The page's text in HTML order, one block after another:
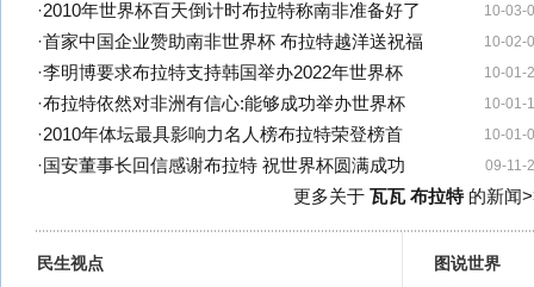
10-03-
·2010年世界杯百天倒计时布拉特称南非准备好了
10-02-
·首家中国企业赞助南非世界杯 布拉特越洋送祝福
10-01-
·李明博要求布拉特支持韩国举办2022年世界杯
10-01-
·布拉特依然对非洲有信心:能够成功举办世界杯
10-01-
·2010年体坛最具影响力名人榜布拉特荣登榜首
09-11-
· 国安董事长回信感谢布拉特 祝世界杯圆满成功
更多关于 瓦瓦 布拉特的新闻
民生视点
图说世界